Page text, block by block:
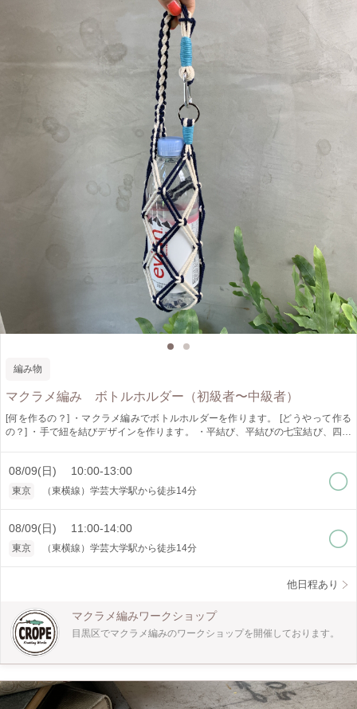
編み物
マクラメ編み ボトルホルダー（初級者〜中級者）
[何を作るの？] ・マクラメ編みでボトルホルダーを作ります。 [どうやって作る
の？] ・手で紐を結びデザインを作ります。 ・平結び、平結びの七宝結び、四つ
・少人数制でゆっくり教えられます。 [どんな人が対象?] ・初心者の方でも大丈
夫です。 [所要時間] ・3時間にしていますが、個人差がありますので3時間以上か
ンテリア、アクセサリーと幅広く作れます。 一つ作ると次に何を作ろうかなと
08/09(日) 10:00-13:00
東京 （東横線）学芸大学駅から徒歩14分
08/09(日) 11:00-14:00
東京 （東横線）学芸大学駅から徒歩14分
他日程あり
マクラメ編みワークショップ
目黒区でマクラメ編みのワークショップを開催しております。